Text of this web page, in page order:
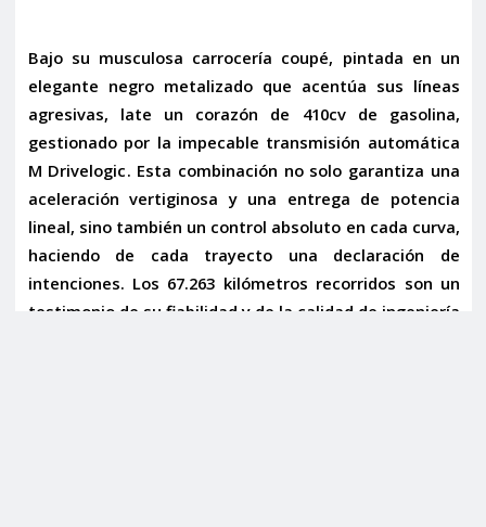
Bajo su musculosa carrocería coupé, pintada en un
elegante negro metalizadoque acentúa sus líneas
agresivas, late un corazón de 410cv de gasolina,
gestionado por la impecable transmisión automática
M Drivelogic. Esta combinación no solo garantiza una
aceleración vertiginosa y una entrega de potencia
lineal, sino también un control absoluto en cada curva,
haciendo de cada trayecto una declaración de
intenciones. Los 67.263 kilómetros recorridos son un
testimonio de su fiabilidad y de la calidad de ingeniería